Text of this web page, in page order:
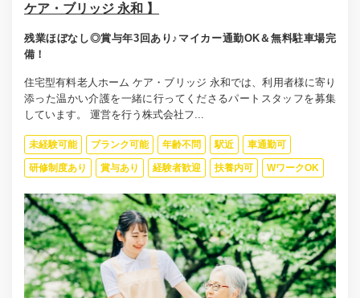
ケア・ブリッジ 永和 】
残業ほぼなし◎賞与年3回あり♪マイカー通勤OK＆無料駐車場完
備！
住宅型有料老人ホーム ケア・ブリッジ 永和では、利用者様に寄り
添った温かい介護を一緒に行ってくださるパートスタッフを募集
しています。 運営を行う株式会社フ...
未経験可能 ブランク可能 年齢不問 駅近 車通勤可
研修制度あり 賞与あり 経験者歓迎 扶養内可 WワークOK